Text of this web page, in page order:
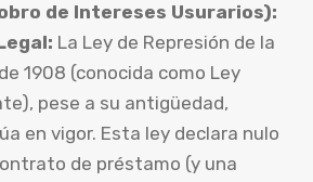
de Intereses Usurarios):
La Ley de Represión de la
1908 (conocida como Ley
pese a su antigüedad,
en vigor. Esta ley declara nulo
de préstamo (y una